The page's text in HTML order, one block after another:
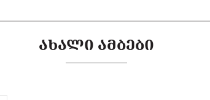
ᲐᲮᲐᲚᲘ ᲐᲛᲑᲔᲑᲘ